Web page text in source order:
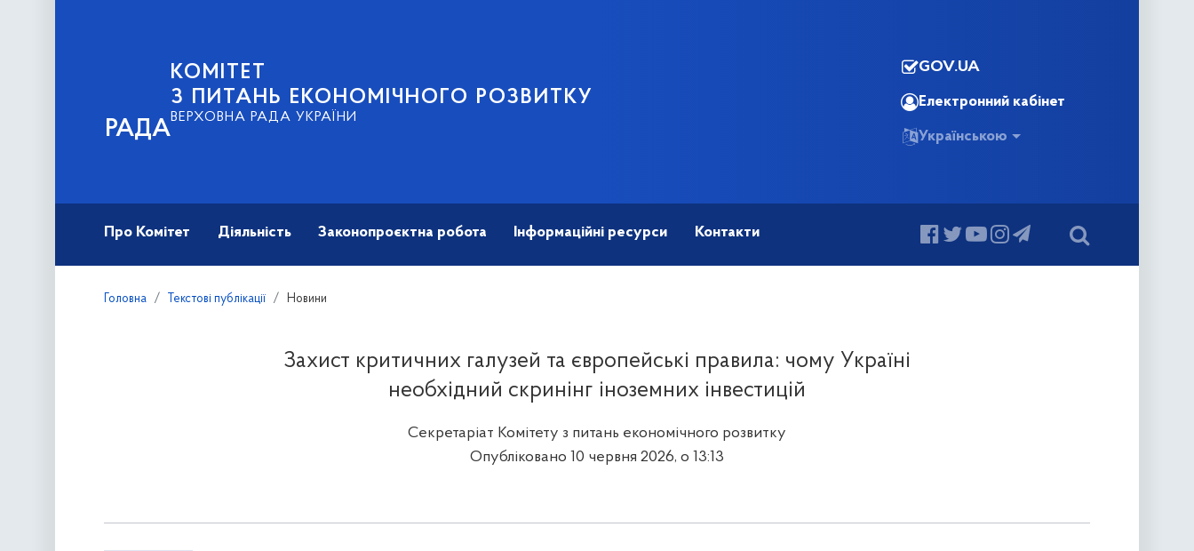
РАДА
КОМІТЕТ
З ПИТАНЬ ЕКОНОМІЧНОГО РОЗВИТКУ
ВЕРХОВНА РАДА УКРАЇНИ
GOV.UA
Електронний кабінет
Українською
Про Комітет Діяльність Законопроєктна робота Інформаційні ресурси Контакти
Головна Текстові публікації Новини
Захист критичних галузей та європейські правила: чому Україні
необхідний скринінг іноземних інвестицій
Секретаріат Комітету з питань економічного розвитку
Опубліковано 10 червня 2026, о 13:13